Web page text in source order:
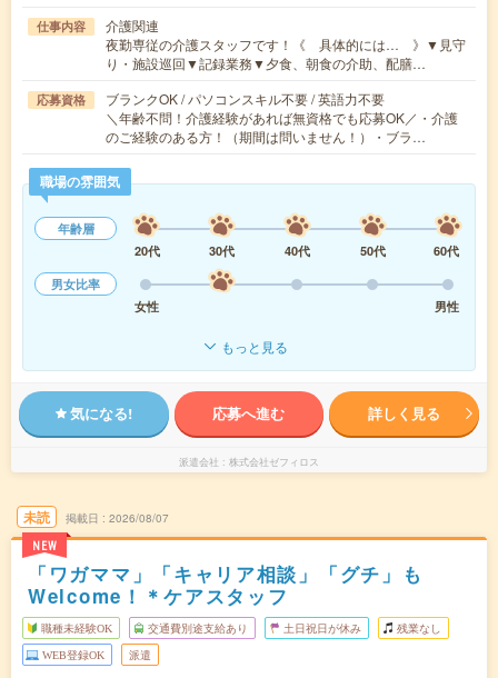
仕事内容
介護関連
夜勤専従の介護スタッフです！《 具体的には… 》▼見守
り・施設巡回▼記録業務▼夕食、朝食の介助、配膳…
応募資格
ブランクOK / パソコンスキル不要 / 英語力不要
＼年齢不問！介護経験があれば無資格でも応募OK／・介護
のご経験のある方！（期間は問いません！）・ブラ…
職場の雰囲気
年齢層
20代
30代 40代 50代
60代
男女比率
女性
男性
もっと見る
気になる! 応募へ進む 詳しく見る
派遣会社 株式会社ゼフィロス
未読
NEW
掲載日 2026/08/07
「ワガママ」「キャリア相談」「グチ」も
Welcome！＊ケアスタッフ
職種未経験OK 交通費別途支給あり 土日祝日が休み 残業なし
WEB登録OK 派遣